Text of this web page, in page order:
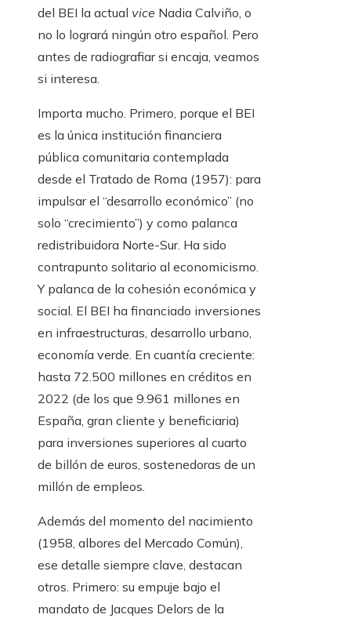
del BEI la actual vice Nadia Calviño, o
no lo logrará ningún otro español. Pero
antes de radiografiar si encaja, veamos
si interesa.
Importa mucho. Primero, porque el BEI
es la única institución financiera
pública comunitaria contemplada
desde el Tratado de Roma (1957): para
impulsar el “desarrollo económico” (no
solo “crecimiento”) y como palanca
redistribuidora Norte-Sur. Ha sido
contrapunto solitario al economicismo.
Y palanca de la cohesión económica y
social. El BEI ha financiado inversiones
en infraestructuras, desarrollo urbano,
economía verde. En cuantía creciente:
hasta 72.500 millones en créditos en
2022 (de los que 9.961 millones en
España, gran cliente y beneficiaria)
para inversiones superiores al cuarto
de billón de euros, sostenedoras de un
millón de empleos.
Además del momento del nacimiento
(1958, albores del Mercado Común),
ese detalle siempre clave, destacan
otros. Primero: su empuje bajo el
mandato de Jacques Delors de la